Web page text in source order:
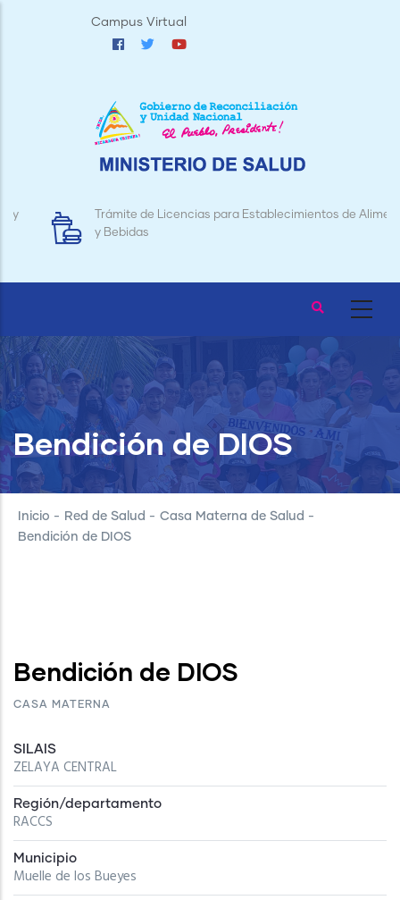
Campus Virtual
Trámite de Licencias para Establecimientos de Alimentos
y Bebidas
Bendición de DIOS
Inicio - Red de Salud - Casa Materna de Salud -
Bendición de DIOS
Bendición de DIOS
CASA MATERNA
SILAIS
ZELAYA CENTRAL
Región/departamento
RACCS
Municipio
Muelle de los Bueyes